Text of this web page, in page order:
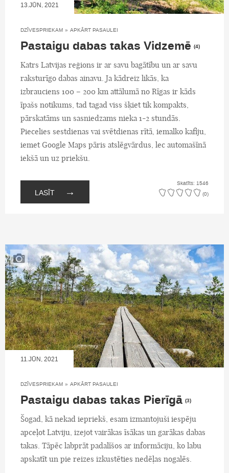
13.JŪN, 2021
DZĪVESPRIEKAM » APKĀRT PASAULEI
Pastaigu dabas takas Vidzemē (4)
Katrs Latvijas reģions ir ar savu bagātību un ar savu
raksturīgo dabas ainavu. Ja kādreiz likās, ka
izbrauciens 100 – 200 km attālumā no Rīgas ir kāds
īpašs notikums, tad tagad viss šķiet tik kompakts,
pārskatāms un sasniedzams nieka 1-2 stundās.
Piecelies sestdienas vai svētdienas rītā, iemalko kafiju,
iemet Google Maps pāris atslēgvārdus, lec automašīnā
iekšā un uz priekšu.
LASĪT →
Skatīts: 1546
(0)
11.JŪN, 2021
DZĪVESPRIEKAM » APKĀRT PASAULEI
Pastaigu dabas takas Pierīgā (3)
Šogad, kā nekad iepriekš, esam izmantojuši iespēju
apceļot Latviju, izejot vairākas īsākas un garākas dabas
takas. Tāpēc labprāt padalīšos ar informāciju, ko labu
apskatīt un pie reizes izkustēties nedēļas nogalēs.